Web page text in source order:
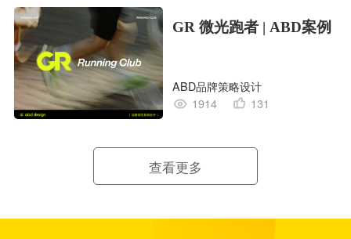
GR 微光跑者 | ABD案例
ABD品牌策略设计
1914
131
查看更多